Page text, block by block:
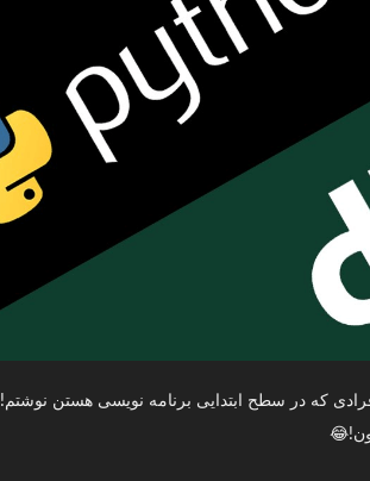
که در سطح ابتدایی برنامه نویسی هستن نوشتم!